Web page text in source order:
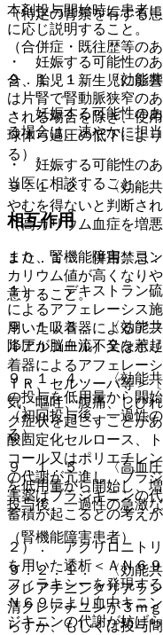
本剤投与開始時に患者
に応じ説明すること。
・ 妊娠する可能性の
合、胎児・新生児に影
・ 妊娠する可能性の
る場合は、速やかに担
・ 妊娠する可能性の
当医に相談すること。
相互作用
１０．１． 併用禁忌：
１）． デキストラン硫
によるアフェレーシス
用いた吸着器によるア
ルアルコール）又はポ
着器によるアフェレー
ＴＲ、セルソーバ等＞
気、嘔吐、腹痛、しび
ク症状を起こすことが
酸固定化セルロース、
コール又はポリエチレ
の代謝が亢進し、ブラ
害薬はブラジキニンの
蓄積が起こるとの考え
２）． アクリロニト
を用いた透析＜ＡＮ６
フィラキシーを発現す
Ｎ６９により血中キニ
ジキニンの代謝が妨げ
（特定の背景を有する
（合併症・既往歴等のあ
９．１．１． 〈効能共
は片腎で腎動脈狭窄の
される場合を除き、使
球体ろ過圧の低下によ
る）。
９．１．２． 〈効能共
やむを得ないと判断さ
（高カリウム血症を増
また、腎機能障害、コ
カリウム値が高くなり
意すること。
９．１．３． 〈効能
降圧が脳血流不全を惹
９．１．４． 〈効能
の投与を低用量から開
（初回投与後、一過性
る）。
９．１．５． 〈高血
を低用量から開始し、
投与後、一過性の急激
（腎機能障害患者）
９．２．１． 〈効能
クレアチニンクリアラ
清クレアチニンが３ｍ
らすか、もしくは投与